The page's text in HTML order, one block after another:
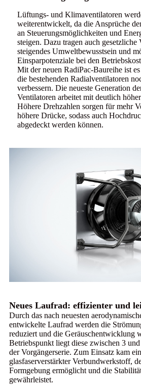
Lüftungs- und Klimaventilatoren
weiterentwickelt, da die Ansprüche
an Steuerungsmöglichkeiten und
steigen. Dazu tragen auch gesetzliche
steigendes Umweltbewusstsein und
Einsparpotenziale bei den
Mit der neuen RadiPac-Baureihe ist
die bestehenden Radialventilatoren
verbessern. Die neueste Generation
Ventilatoren arbeitet mit deutlich
Höhere Drehzahlen sorgen für mehr
höhere Drücke, sodass auch
abgedeckt werden können.
Neues Laufrad: effizienter und
Durch das nach neuesten
entwickelte Laufrad werden die
reduziert und die Geräuschentwicklung
Betriebspunkt liegt diese zwischen 3
der Vorgängerserie. Zum Einsatz kam
glasfaserverstärkter Verbundwerkstoff,
Formgebung ermöglicht und die
gewährleistet.